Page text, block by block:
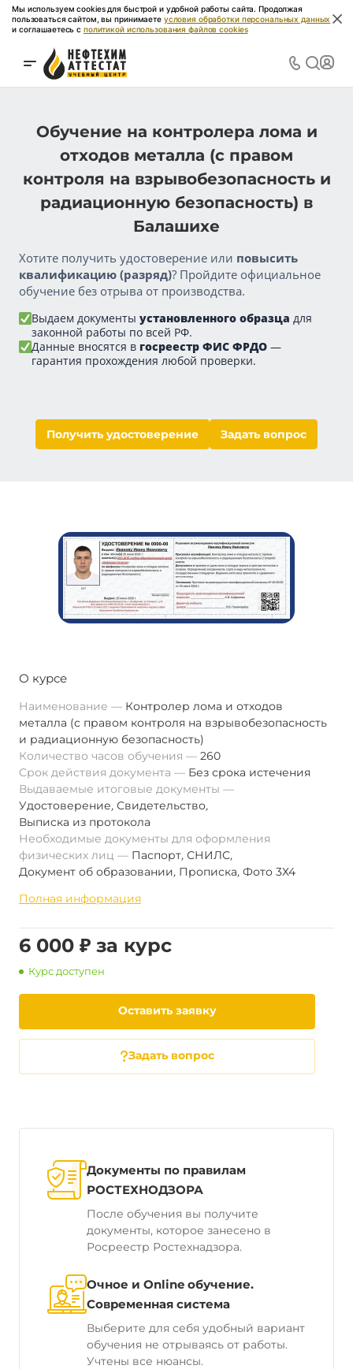
Мы используем cookies для быстрой и удобной работы сайта. Продолжая
пользоваться сайтом, вы принимаете условия обработки персональных данных
и соглашаетесь с политикой использования файлов cookies
Обучение на контролера лома и
отходов металла (с правом
контроля на взрывобезопасность и
радиационную безопасность) в
Балашихе
Хотите получить удостоверение или повысить
квалификацию (разряд)? Пройдите официальное
обучение без отрыва от производства.
Выдаем документы установленного образца для
законной работы по всей РФ.
Данные вносятся в госреестр ФИС ФРДО —
гарантия прохождения любой проверки.
Получить удостоверение Задать вопрос
О курсе
Наименование
Контролер лома и отходов
металла (с правом контроля на взрывобезопасность
и радиационную безопасность)
Количество часов обучения
260
Срок действия документа
Без срока истечения
Выдаваемые итоговые документы
Удостоверение, Свидетельство,
Выписка из протокола
Необходимые документы для оформления
физических лиц
Паспорт, СНИЛС,
Документ об образовании, Прописка, Фото 3Х4
Полная информация
6 000 ₽ за курс
Курс доступен
Оставить заявку
Задать вопрос
Документы по правилам
РОСТЕХНОДЗОРА
После обучения вы получите
документы, которое занесено в
Росреестр Ростехнадзора.
Очное и Online обучение.
Современная система
Выберите для себя удобный вариант
обучения не отрываясь от работы.
Учтены все нюансы.